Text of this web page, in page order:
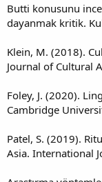
Butti konusunu
dayanmak kritik.
Klein, M. (2018).
Journal of Cultural
Foley, J. (2020).
Cambridge
Patel, S. (2019).
Asia. International